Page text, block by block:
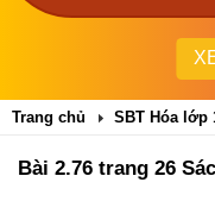
Trang chủ SBT Hóa lớp
Bài 2.76 trang 26